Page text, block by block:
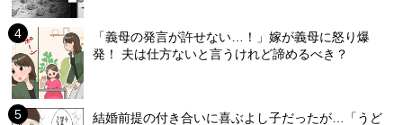
「義母の発言が許せない…！」嫁が義母に怒り爆
発！ 夫は仕方ないと言うけれど諦めるべき？
結婚前提の付き合いに喜ぶよし子だったが…「うど